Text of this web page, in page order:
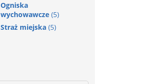
Ogniska
wychowawcze (5)
Straż miejska (5)